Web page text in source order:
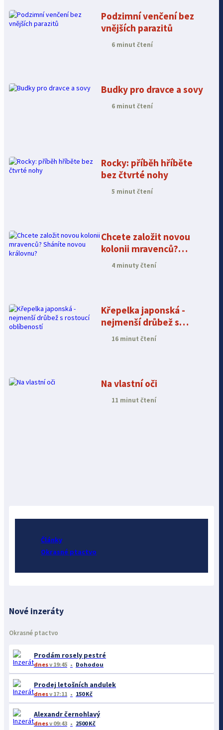
Podzimní venčení bez
vnějších parazitů
6 minut čtení
Budky pro dravce a sovy
6 minut čtení
Rocky: příběh hříběte
bez čtvrté nohy
5 minut čtení
Chcete založit novou
kolonii mravenců?
Sháníte novou
královnu?
4 minuty čtení
Křepelka japonská -
nejmenší drůbež s
rostoucí oblíbeností
16 minut čtení
Na vlastní oči
11 minut čtení
Články
Okrasné ptactvo
Nové inzeráty
Okrasné ptactvo
Prodám rosely pestré
dnesv 19:45 Dohodou
Prodej letošních andulek
dnesv 17:11 150 Kč
Alexandr černohlavý
dnesv 09:43 2500 Kč